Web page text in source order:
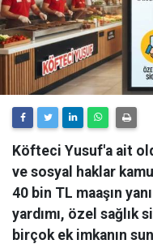
Köfteci Yusuf'a ait
ve sosyal haklar
40 bin TL maaşın
yardımı, özel sağlık
birçok ek imkanın